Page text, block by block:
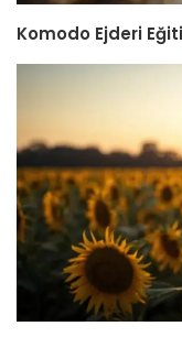
Komodo Ejderi